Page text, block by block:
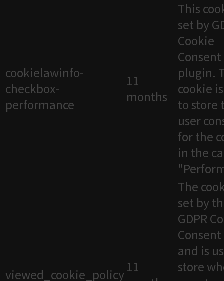
cookielawinfo-
checkbox-
performance
11
months
This
set by
Cookie
Consent
plugin.
cookie
to store
user
for the
in the
viewed_cookie_policy 11
The
set by
GDPR
and is
store